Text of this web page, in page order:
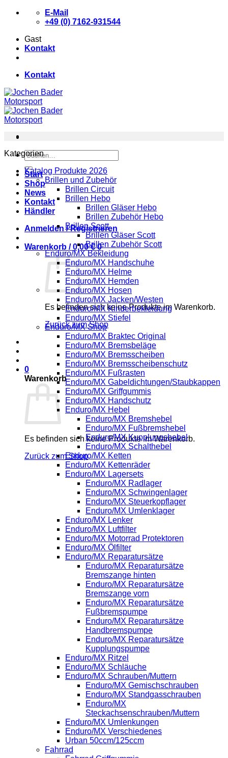
Zum
E-Mail
+49 (0) 7162-931544
Gast
Kontakt
Kontakt
Suchen
nach:
Start
Shop
News
Kontakt
Händler
Anmelden / Registrieren
Warenkorb /0,00€ 0
Es befinden sich keine Produkte im Warenkorb.
Zurück zum Shop
0
Warenkorb
Es befinden sich keine Produkte im Warenkorb.
Zurück zum Shop
Kategorien
Katalog Produkte 2026
Brillen und Zubehör
Brillen Circuit
Brillen Hebo
Brillen Gläser Hebo
Brillen Zubehör Hebo
Brillen Scott
Brillen Gläser Scott
Brillen Zubehör Scott
Enduro/MX Bekleidung
Enduro/MX Handschuhe
Enduro/MX Helme
Enduro/MX Hemden
Enduro/MX Hosen
Enduro/MX Jacken/Westen
Enduro/MX Kinderbekleidung
Enduro/MX Stiefel
Enduro/MX Shop
Enduro/MX Braktec Original
Enduro/MX Bremsbeläge
Enduro/MX Bremsscheiben
Enduro/MX Bremsscheibenschutz
Enduro/MX Fußrasten
Enduro/MX Gabeldichtungen/Staubkappen
Enduro/MX Griffgummis
Enduro/MX Handschutz
Enduro/MX Hebel
Enduro/MX Bremshebel
Enduro/MX Fußbremshebel
Enduro/MX Kupplungshebel
Enduro/MX Schalthebel
Enduro/MX Ketten
Enduro/MX Kettenräder
Enduro/MX Lagersets
Enduro/MX Radlager
Enduro/MX Schwingenlager
Enduro/MX Steuerkopflager
Enduro/MX Umlenklager
Enduro/MX Lenker
Enduro/MX Luftfilter
Enduro/MX Motorrad Protektoren
Enduro/MX Ölfilter
Enduro/MX Reparatursätze
Enduro/MX Reparatursätze
Bremszange hinten
Enduro/MX Reparatursätze
Bremszange vorn
Enduro/MX Reparatursätze
Fußbremspumpe
Enduro/MX Reparatursätze
Handbremspumpe
Enduro/MX Reparatursätze
Kupplungspumpe
Enduro/MX Ritzel
Enduro/MX Schläuche
Enduro/MX Schrauben/Muttern
Enduro/MX Gemischschrauben
Enduro/MX Standgasschrauben
Enduro/MX
Steckachsenschrauben/Muttern
Enduro/MX Umlenkungen
Enduro/MX Verschiedenes
Urban 50ccm/125ccm
Fahrrad